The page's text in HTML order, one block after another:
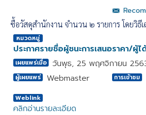
ซื้อวัสดุสำนักงาน จำนวน ๒ รายการ โดยวิธีเ
หมวดหมู่
ประกาศรายชื่อผู้ชนะการเสนอราคา/ผู้
เผยแพร่เมื่อ วันพุธ, 25 พฤศจิกายน
ผู้เผยแพร่ Webmaster การเข้าชม
Weblink
คลิกอ่านรายละเอียด